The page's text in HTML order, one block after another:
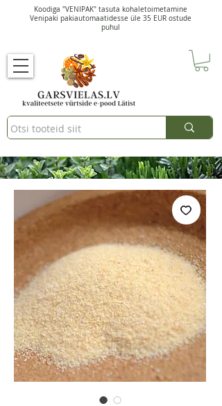
Koodiga "VENIPAK" tasuta kohaletoimetamine
Venipaki pakiautomaatidesse üle 35 EUR ostude
puhul